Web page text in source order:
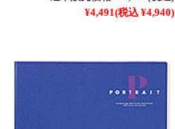
¥4,491(税込 ¥4,940)